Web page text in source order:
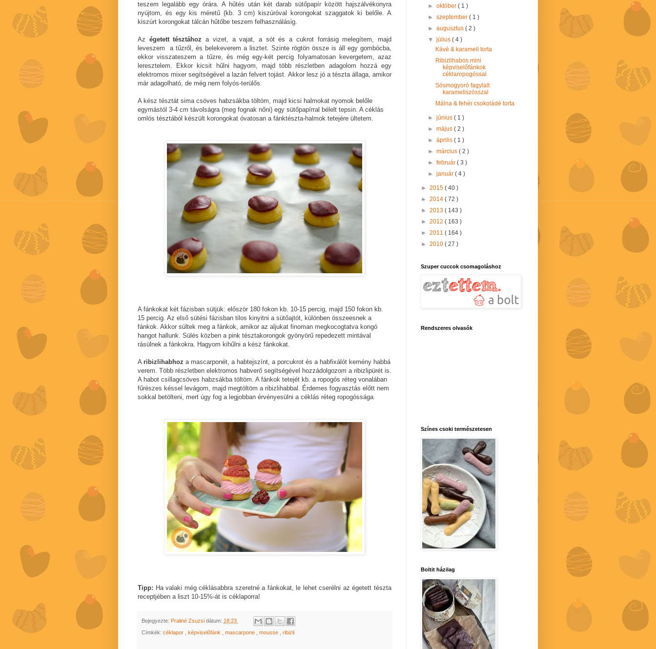
teszem legalább egy órára. A hűtés után két darab sütőpapír között hajszálvékonyra
nyújtom, és egy kis méretű (kb. 3 cm) kiszúróval korongokat szaggatok ki belőle. A
kiszúrt korongokat tálcán hűtőbe teszem felhasználásig.
Az égetett tésztához a vizet, a vajat, a sót és a cukrot forrásig melegítem, majd
leveszem a tűzről, és belekeverem a lisztet. Szinte rögtön össze is áll egy gombócba,
ekkor visszateszem a tűzre, és még egy-két percig folyamatosan kevergetem, azaz
leresztelem. Ekkor kicsit hűlni hagyom, majd több részletben adagolom hozzá egy
elektromos mixer segítségével a lazán felvert tojást. Akkor lesz jó a tészta állaga, amikor
már adagolható, de még nem folyós-terülős.
A kész tésztát sima csöves habzsákba töltöm, majd kicsi halmokat nyomok belőle
egymástól 3-4 cm távolságra (meg fognak nőni) egy sütőpapírral bélelt tepsin. A céklás
omlós tésztából készült korongokat óvatosan a fánktészta-halmok tetejére ültetem.
A fánkokat két fázisban sütjük: először 180 fokon kb. 10-15 percig, majd 150 fokon kb.
15 percig. Az első sütési fázisban tilos kinyitni a sütőajtót, különben összeesnek a
fánkok. Akkor sültek meg a fánkok, amikor az aljukat finoman megkocogtatva kongó
hangot hallunk. Sülés közben a pink tésztakorongok gyönyörű repedezett mintával
rásülnek a fánkokra. Hagyom kihűlni a kész fánkokat.
A ribizlihabhoz a mascarponét, a habtejszínt, a porcukrot és a habfixálót kemény habbá
verem. Több részletben elektromos habverő segítségével hozzádolgozom a ribizlipürét is.
A habot csillagcsöves habzsákba töltöm. A fánkok tetejét kb. a ropogós réteg vonalában
fűrészes késsel levágom, majd megtöltöm a ribizlihabbal. Érdemes fogyasztás előtt nem
sokkal betölteni, mert úgy fog a legjobban érvényesülni a céklás réteg ropogóssága.
Tipp: Ha valaki még céklásabbra szeretné a fánkokat, le lehet cserélni az égetett tészta
receptjében a liszt 10-15%-át is céklaporra!
Bejegyezte: Praliné Zsuzsi dátum: 18:23
Címkék: céklapor képviselőfánk mascarpone mousse ribizli
►október( 1 )
►szeptember( 1 )
►augusztus( 2 )
▼július( 4 )
Kávé & karamell torta
Ribizlihabos mini
képviselőfánkok
céklaropogóssal
Sósmogyoró fagylalt
karamellszósszal
Málna & fehér csokoládé torta
►június( 1 )
►május( 2 )
►április( 1 )
►március( 2 )
►február( 3 )
►január( 4 )
► 2015 ( 40 )
► 2014 ( 72 )
► 2013 ( 143 )
► 2012 ( 163 )
► 2011 ( 164 )
► 2010 ( 27 )
Szuper cuccok csomagoláshoz
Rendszeres olvasók
Színes csoki természetesen
Boltit házilag